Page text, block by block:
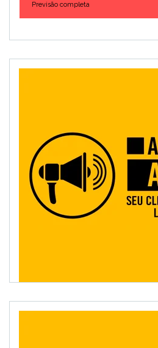
Previsão completa